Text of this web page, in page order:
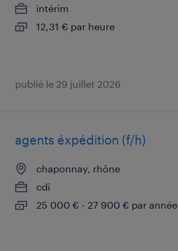
intérim
12,31 € par heure
publié le 29 juillet 2026
agents éxpédition (f/h)
chaponnay, rhône
cdi
25 000 € - 27 900 € par année